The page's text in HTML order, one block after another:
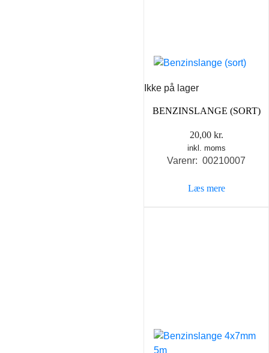
Ikke på lager
BENZINSLANGE (SORT)
20,00 kr.
inkl. moms
Varenr: 00210007
Læs mere